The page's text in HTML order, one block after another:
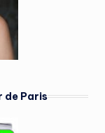
de Paris